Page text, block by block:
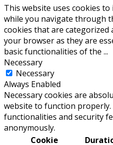
This website uses cookies
while you navigate through
cookies that are categorized
your browser as they are
basic functionalities of the ...
Necessary
Necessary
Always Enabled
Necessary cookies are
website to function properly.
functionalities and security
anonymously.
Cookie